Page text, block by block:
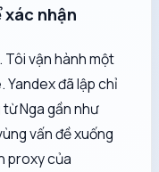
nhận
Tôi vận hành một
Yandex đã lập chỉ
Nga gần như
vấn đề xuống
proxy của